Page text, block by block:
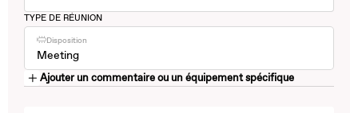
TYPE DE RÉUNION
Disposition
Meeting
Ajouter un commentaire ou un équipement spécifique